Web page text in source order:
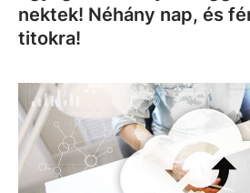
nektek! Néhány nap, és
titokra!